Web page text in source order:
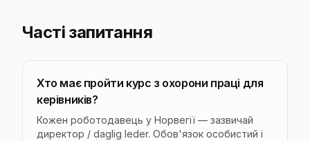
Часті запитання
Хто має пройти курс з охорони праці для
керівників?
Кожен роботодавець у Норвегії — зазвичай
директор / daglig leder. Обов'язок особистий і